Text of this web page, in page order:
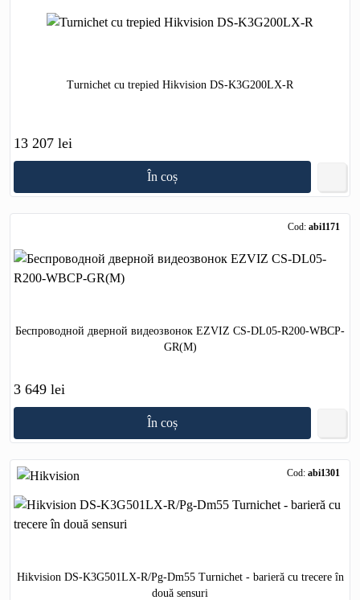
Turnichet cu trepied Hikvision DS-K3G200LX-R
13 207 lei
În coș
Cod: abi1171
Беспроводной дверной видеозвонок EZVIZ CS-DL05-R200-WBCP-
GR(M)
3 649 lei
În coș
Cod: abi1301
Hikvision DS-K3G501LX-R/Pg-Dm55 Turnichet - barieră cu trecere în
două sensuri